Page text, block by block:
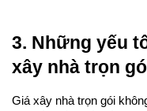
3. Những yếu
xây nhà trọn
Giá xây nhà trọn gói